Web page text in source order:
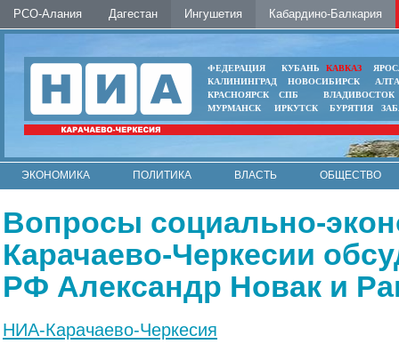
РСО-Алания Дагестан Ингушетия Кабардино-Балкария
ФЕДЕРАЦИЯ КУБАНЬ КАВКАЗ
КАЛИНИНГРАД
НОВОСИБИРСК
КРАСНОЯРСК
СПБ
ВЛАДИВОСТОК
МУРМАНСК
ИРКУТСК БУРЯТИЯ
ЭКОНОМИКА ПОЛИТИКА ВЛАСТЬ
ОБЩЕСТВО
Вопросы социально-
Карачаево-Черкесии
РФ Александр Новак и
НИА-Карачаево-Черкесия